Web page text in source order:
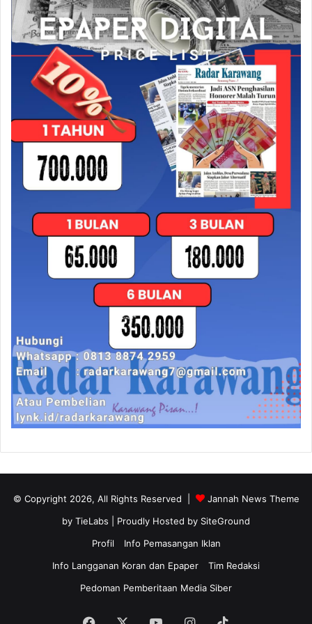
© Copyright 2026, All Rights Reserved |
Jannah News Theme
by TieLabs | Proudly Hosted by SiteGround
Profil
Info Pemasangan Iklan
Info Langganan Koran dan Epaper
Tim Redaksi
Pedoman Pemberitaan Media Siber